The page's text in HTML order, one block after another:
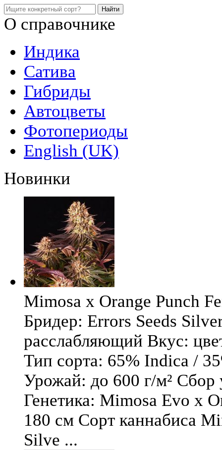
О справочнике
Индика
Сатива
Гибриды
Автоцветы
Фотопериоды
English (UK)
Новинки
Mimosa x Orange Punch
Бридер: Errors Seeds
расслабляющий Вкус:
Тип сорта: 65% Indica /
Урожай: до 600 г/м² Сбор
Генетика: Mimosa Evo x
180 см Сорт каннабиса
Silve ...